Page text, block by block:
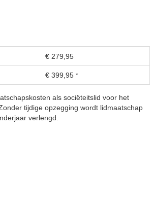
€ 279,95
€ 399,95 *
als sociëteitslid voor het
tijdige opzegging wordt lidmaatschap
verlengd.